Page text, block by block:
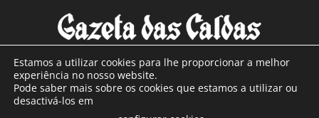
SOBRE NÓS
Estamos a utilizar cookies para lhe proporcionar a melhor
experiência no nosso website.
Pode saber mais sobre os cookies que estamos a utilizar ou
desactivá-los em